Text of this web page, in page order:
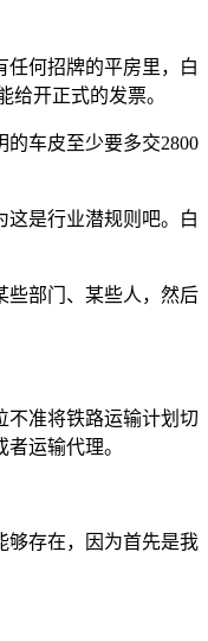
何招牌的平房里，白
开正式的发票。
车皮至少要多交2800
是行业潜规则吧。白
些部门、某些人，然后
不准将铁路运输计划切
运输代理。
够存在，因为首先是我